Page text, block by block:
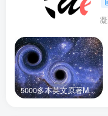
5000多本英文原著MOBI+AZW3格式电子书百度云网盘打包下载